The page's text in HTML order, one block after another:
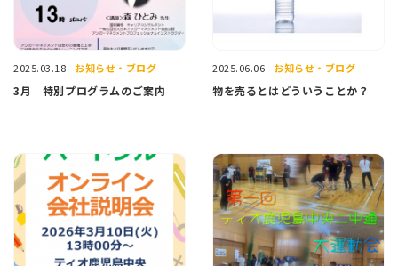
2025.03.18 お知らせ・ブログ
3月 特別プログラムのご案内
2025.06.06 お知らせ・ブログ
物を売るとはどういうことか？